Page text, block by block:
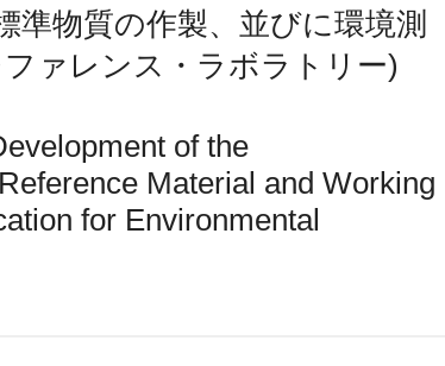
準物質の作製、並びに環境測
ァレンス・ラボラトリー)
of the
Material and Working
for Environmental